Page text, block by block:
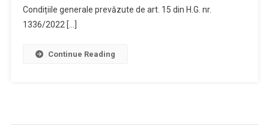
Condițiile generale prevăzute de art. 15 din H.G. nr.
1336/2022 […]
Continue Reading